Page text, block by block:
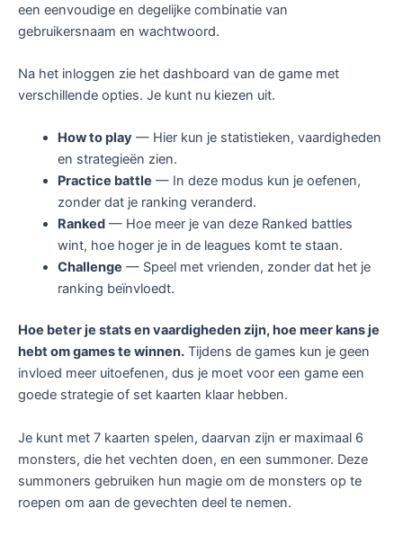
een eenvoudige en degelijke combinatie van
gebruikersnaam en wachtwoord.
Na het inloggen zie het dashboard van de game met
verschillende opties. Je kunt nu kiezen uit.
How to play — Hier kun je statistieken, vaardigheden
en strategieën zien.
Practice battle — In deze modus kun je oefenen,
zonder dat je ranking veranderd.
Ranked— Hoe meer je van deze Ranked battles
wint, hoe hoger je in de leagues komt te staan.
Challenge — Speel met vrienden, zonder dat het je
ranking beïnvloedt.
Hoe beter je stats en vaardigheden zijn, hoe meer kans je
hebt om games te winnen. Tijdens de games kun je geen
invloed meer uitoefenen, dus je moet voor een game een
goede strategie of set kaarten klaar hebben.
Je kunt met 7 kaarten spelen, daarvan zijn er maximaal 6
monsters, die het vechten doen, en een summoner. Deze
summoners gebruiken hun magie om de monsters op te
roepen om aan de gevechten deel te nemen.